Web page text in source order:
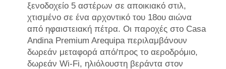
ξενοδοχείο 5 αστέρων σε αποικιακό στιλ,
χτισμένο σε ένα αρχοντικό του 18ου αιώνα
από ηφαιστειακή πέτρα. Οι παροχές στο Casa
Andina Premium Arequipa περιλαμβάνουν
δωρεάν μεταφορά από/προς το αεροδρόμιο,
δωρεάν Wi-Fi, ηλιόλουστη βεράντα στον